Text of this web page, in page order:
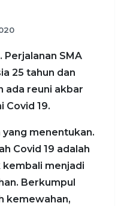
Perjalanan SMA
25 tahun dan
ada reuni akbar
Covid 19.
yang menentukan.
Covid 19 adalah
menjadi
Berkumpul
kemewahan,